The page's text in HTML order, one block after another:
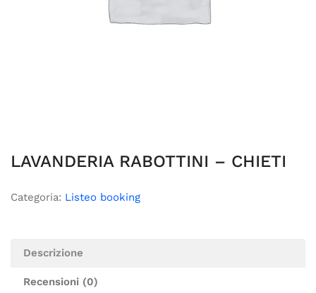
LAVANDERIA RABOTTINI – CHIETI
Categoria: Listeo booking
Descrizione
Recensioni (0)